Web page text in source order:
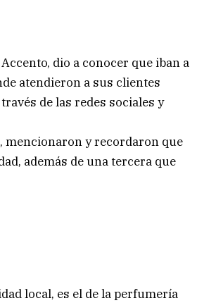
dio a conocer que iban a
atendieron a sus clientes
de las redes sociales y
mencionaron y recordaron que
además de una tercera que
local, es el de la perfumería